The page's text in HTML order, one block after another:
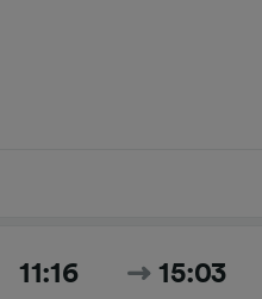
11:16 15:03